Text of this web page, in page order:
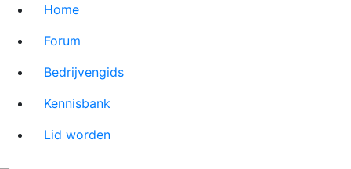
Home
Forum
Bedrijvengids
Kennisbank
Lid worden